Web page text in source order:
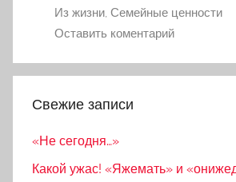
e
b
o
k
o
kl
a
ni
er а
и
Из жизни, Семейные ценности
Оставить коментарий
Свежие записи
«Не сегодня…»
Какой ужас! «Яжемать» и